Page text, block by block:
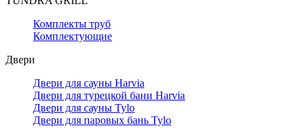
Комплекты труб
Комплектующие
Двери
Двери для сауны Harvia
Двери для турецкой бани Harvia
Двери для сауны Tylo
Двери для паровых бань Tylo